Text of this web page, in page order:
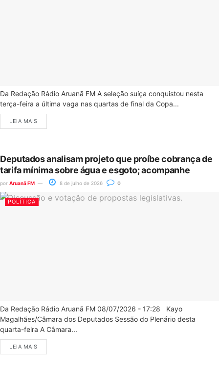
Da Redação Rádio Aruanã FM A seleção suíça conquistou nesta
terça-feira a última vaga nas quartas de final da Copa...
LEIA MAIS
Deputados analisam projeto que proíbe cobrança de
tarifa mínima sobre água e esgoto; acompanhe
por Aruanã FM 8 de julho de 2026 0
POLÍTICA
Da Redação Rádio Aruanã FM 08/07/2026 - 17:28 Kayo
Magalhães/Câmara dos Deputados Sessão do Plenário desta
quarta-feira A Câmara...
LEIA MAIS